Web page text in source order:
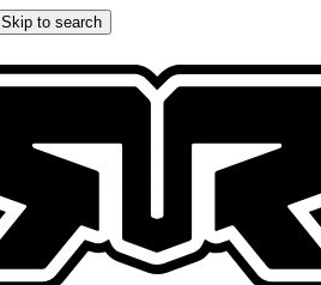
Skip to search